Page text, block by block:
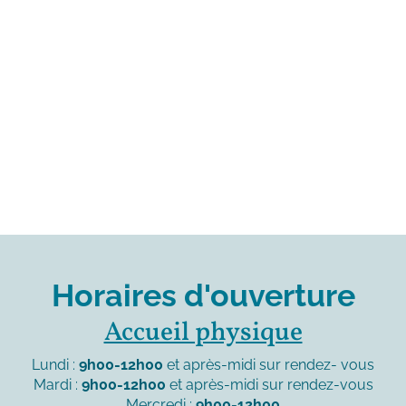
Horaires d'ouverture
Accueil physique
Lundi : 9h00-12h00 et après-midi sur rendez- vous
Mardi : 9h00-12h00 et après-midi sur rendez-vous